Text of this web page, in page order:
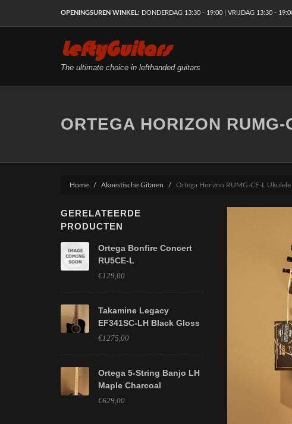
OPENINGSUREN WINKEL: DONDERDAG 13:30 - 19:00 | VRIJDAG 13:30 -
LeftyGuitars
The ultimate choice in lefthanded guitars
ORTEGA HORIZON
Home Akoestische Gitaren Ortega Horizon RUMG-CE-L
GERELATEERDE
PRODUCTEN
Ortega Bonfire Concert
RU5CE-L
€129,00
Takamine Legacy
EF341SC-LH Black Gloss
€1275,00
Ortega 5-String Banjo LH
Maple Charcoal
€629,00